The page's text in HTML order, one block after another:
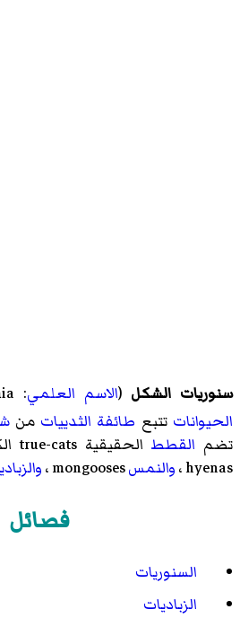
سنوريات الشكل (الاسم العلمي:
الحيوانات تتبع طائفة الثدييات من
تضم القطط الحقيقية true-cats الكبيرة والصغيرة،
hyenas ، والنمس
فصائل
السنوريات
الزباديات